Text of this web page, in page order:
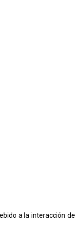
a la interacción de